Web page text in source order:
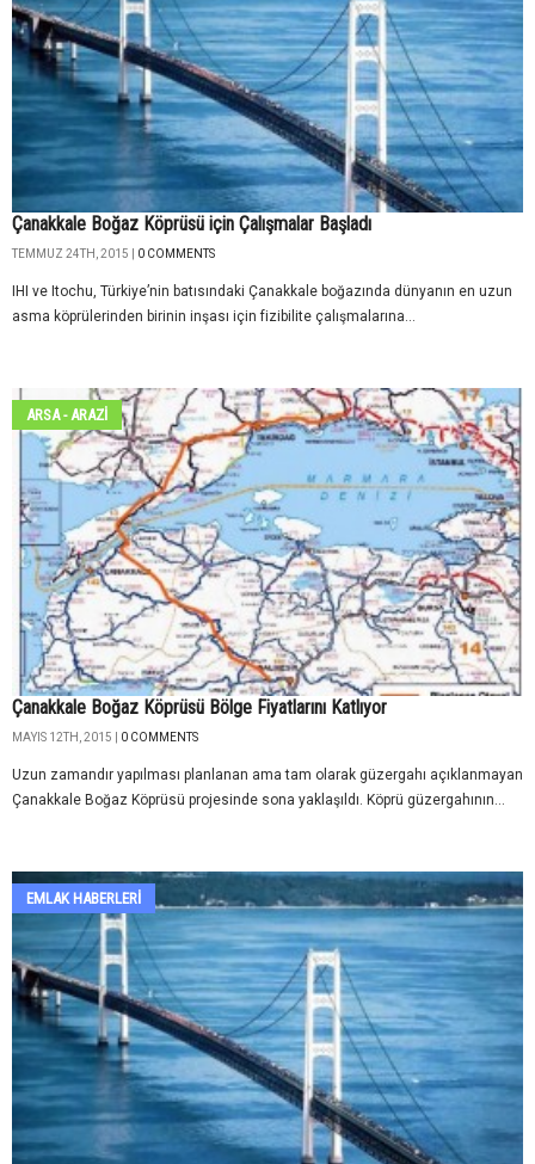
Çanakkale Boğaz Köprüsü için Çalışmalar Başladı
TEMMUZ 24TH, 2015 | 0 COMMENTS
IHI ve Itochu, Türkiye’nin batısındaki Çanakkale boğazında dünyanın en uzun
asma köprülerinden birinin inşası için fizibilite çalışmalarına...
ARSA - ARAZİ
Çanakkale Boğaz Köprüsü Bölge Fiyatlarını Katlıyor
MAYIS 12TH, 2015 | 0 COMMENTS
Uzun zamandır yapılması planlanan ama tam olarak güzergahı açıklanmayan
Çanakkale Boğaz Köprüsü projesinde sona yaklaşıldı. Köprü güzergahının...
EMLAK HABERLERI